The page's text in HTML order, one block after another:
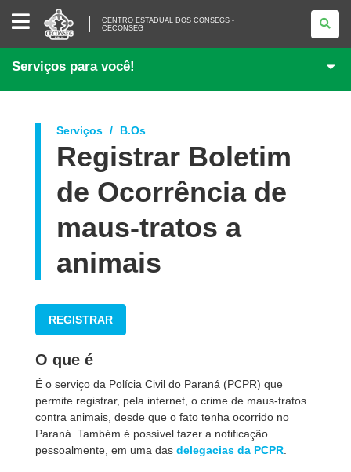
CENTRO
ESTADUAL
DOS
CONSEGS
CECONSEG
CENTRO ESTADUAL DOS CONSEGS -
CECONSEG
Serviços para você!
Serviços B.Os
Registrar Boletim
de Ocorrência de
maus-tratos a
animais
REGISTRAR
O que é
É o serviço da Polícia Civil do Paraná (PCPR) que
permite registrar, pela internet, o crime de maus-tratos
contra animais, desde que o fato tenha ocorrido no
Paraná. Também é possível fazer a notificação
pessoalmente, em uma das delegacias da PCPR